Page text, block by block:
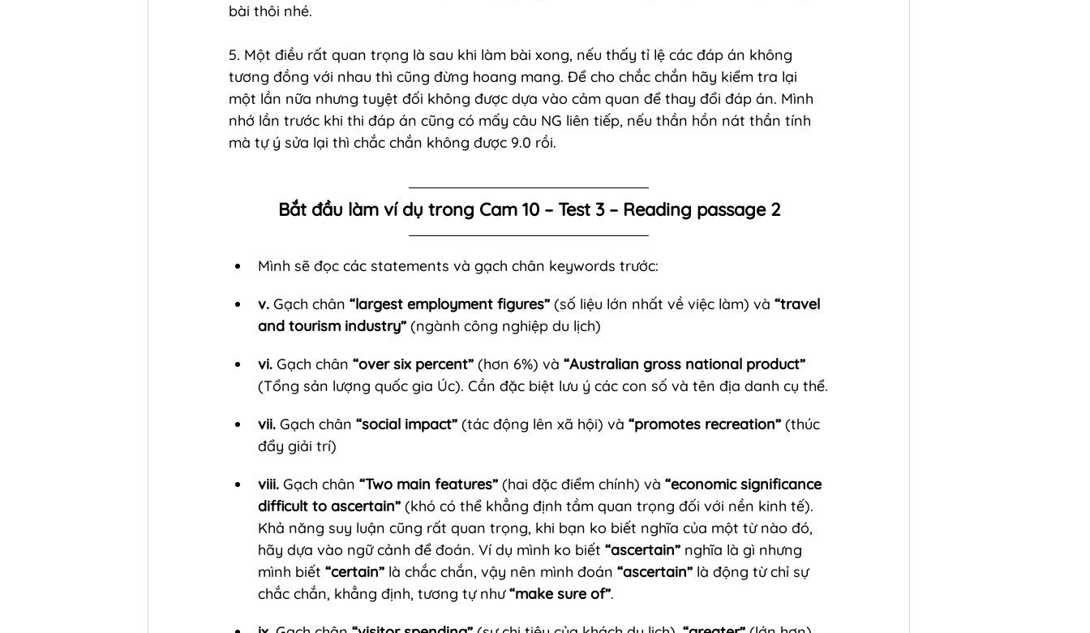
bài thôi nhé.
5. Một điều rất quan trọng là sau khi làm bài xong, nếu thấy tỉ lệ các đáp án không
tương đồng với nhau thì cũng đừng hoang mang. Để cho chắc chắn hãy kiểm tra lại
một lần nữa nhưng tuyệt đối không được dựa vào cảm quan để thay đổi đáp án. Mình
nhớ lần trước khi thi đáp án cũng có mấy câu NG liên tiếp, nếu thần hồn nát thần tính
mà tự ý sửa lại thì chắc chắn không được 9.0 rồi.
Bắt đầu làm ví dụ trong Cam 10 – Test 3 – Reading passage 2
Mình sẽ đọc các statements và gạch chân keywords trước:
v. Gạch chân “largest employment figures” (số liệu lớn nhất về việc làm) và “travel
and tourism industry” (ngành công nghiệp du lịch)
vi. Gạch chân “over six percent” (hơn 6%) và “Australian gross national product”
(Tổng sản lượng quốc gia Úc). Cần đặc biệt lưu ý các con số và tên địa danh cụ thể.
vii. Gạch chân “social impact” (tác động lên xã hội) và “promotes recreation” (thúc
đẩy giải trí)
viii. Gạch chân “Two main features” (hai đặc điểm chính) và “economic significance
difficult to ascertain” (khó có thể khẳng định tầm quan trọng đối với nền kinh tế).
Khả năng suy luận cũng rất quan trọng, khi bạn ko biết nghĩa của một từ nào đó,
hãy dựa vào ngữ cảnh để đoán. Ví dụ mình ko biết “ascertain” nghĩa là gì nhưng
mình biết “certain” là chắc chắn, vậy nên mình đoán “ascertain” là động từ chỉ sự
chắc chắn, khẳng định, tương tự như “make sure of”.